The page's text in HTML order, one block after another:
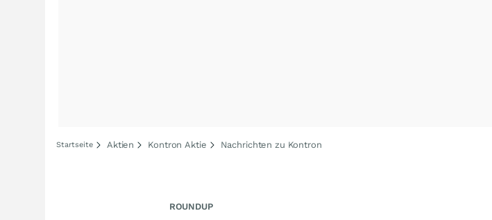
Startseite Aktien Kontron Aktie Nachrichten zu Kontron
ROUNDUP